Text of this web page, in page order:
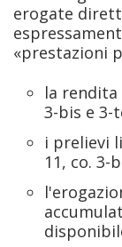
erogate
«prestazioni
la rendita
3-bis e 3-
i prelievi
11, co. 3-